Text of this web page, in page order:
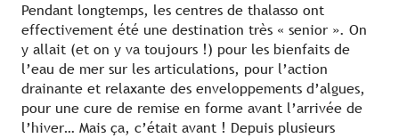
Pendant longtemps, les centres de thalasso ont
effectivement été une destination très « senior ». On
y allait (et on y va toujours !) pour les bienfaits de
l’eau de mer sur les articulations, pour l’action
drainante et relaxante des enveloppements d’algues,
pour une cure de remise en forme avant l’arrivée de
l’hiver… Mais ça, c’était avant ! Depuis plusieurs